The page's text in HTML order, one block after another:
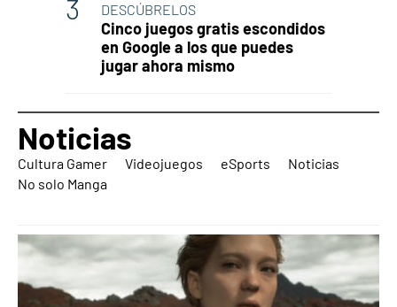
DESCÚBRELOS
Cinco juegos gratis escondidos
en Google a los que puedes
jugar ahora mismo
Noticias
Cultura Gamer Videojuegos eSports
Noticias
No solo Manga